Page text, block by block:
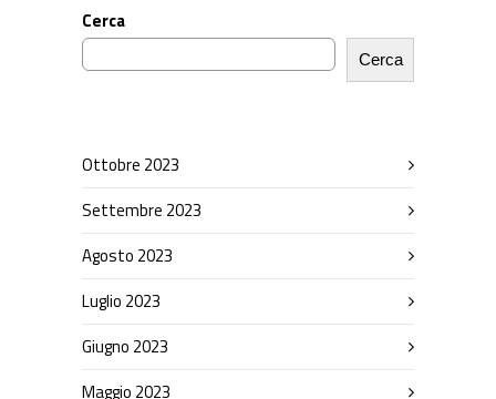
Cerca
Cerca
Ottobre 2023
Settembre 2023
Agosto 2023
Luglio 2023
Giugno 2023
Maggio 2023